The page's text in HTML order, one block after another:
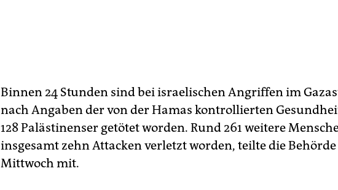
Binnen 24 Stunden sind bei israelischen Angriffen im
nach Angaben der von der Hamas kontrollierten
128 Palästinenser getötet worden. Rund 261 weitere
insgesamt zehn Attacken verletzt worden, teilte die
Mittwoch mit.